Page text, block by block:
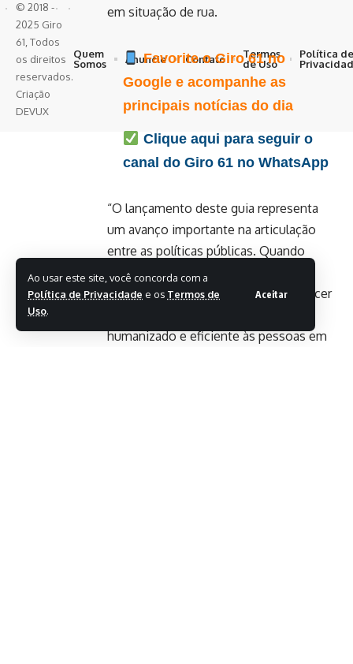
Ao usar este site, você concorda com a
Política de Privacidade e os Termos de
Uso.
Aceitar
em situação de rua.
Favorite o Giro 61 no
Google e acompanhe as
principais notícias do dia
Clique aqui para seguir o
canal do Giro 61 no WhatsApp
“O lançamento deste guia representa
um avanço importante na articulação
entre as políticas públicas. Quando
assistência social e saúde atuam de
forma integrada, conseguimos oferecer
humanizado e eficiente às pessoas em
© 2018 -
2025 Giro
61, Todos
os direitos
reservados.
Criação
DEVUX
Quem
Somos
Anuncie Contato
Termos
de Uso
Política